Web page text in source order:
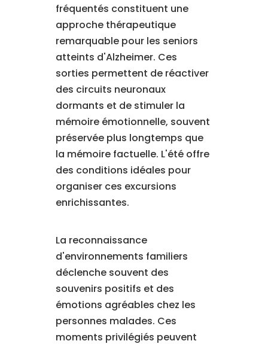
fréquentés constituent une
approche thérapeutique
remarquable pour les seniors
atteints d'Alzheimer. Ces
sorties permettent de réactiver
des circuits neuronaux
dormants et de stimuler la
mémoire émotionnelle, souvent
préservée plus longtemps que
la mémoire factuelle. L'été offre
des conditions idéales pour
organiser ces excursions
enrichissantes.
La reconnaissance
d'environnements familiers
déclenche souvent des
souvenirs positifs et des
émotions agréables chez les
personnes malades. Ces
moments privilégiés peuvent